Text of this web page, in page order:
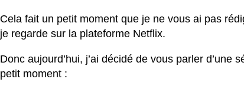
Cela fait un petit moment que je ne vous ai pas
je regarde sur la plateforme Netflix.
Donc aujourd’hui, j’ai décidé de vous parler d’une
petit moment :